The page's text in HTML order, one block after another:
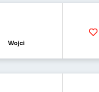
Wojciech Malajkat, Ryszard